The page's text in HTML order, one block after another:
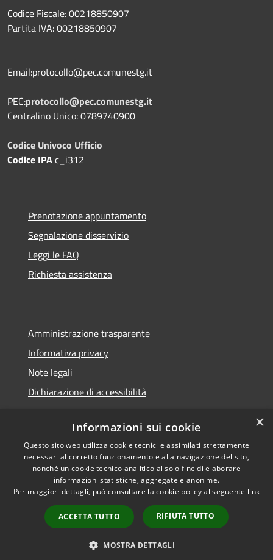
Codice Fiscale: 00218850907
Partita IVA: 00218850907
Email:protocollo@pec.comunestg.it
PEC:protocollo@pec.comunestg.it
Centralino Unico: 0789740900
Codice Univoco Ufficio
Codice IPAc_i312
Prenotazione appuntamento
Segnalazione disservizio
Leggi le FAQ
Richiesta assistenza
Amministrazione trasparente
Informativa privacy
Note legali
Dichiarazione di accessibilità
RSS
Accessibilità
Cookie
Mappa del sito
WebMail
Copyright © 2026 • Comune di
Santa Teresa Gallura •
Powered byMunicipium
Accesso redazione
×
Informazioni sui cookie
Questo sito web utilizza cookie tecnici e assimilati strettamente
necessari al corretto funzionamento e alla navigazione del sito,
nonché un cookie tecnico analitico al solo fine di elaborare
informazioni statistiche, aggregate e anonime.
Per maggiori dettagli, può consultare la cookie policy al seguente link
ACCETTA TUTTO RIFIUTA TUTTO
MOSTRA DETTAGLI